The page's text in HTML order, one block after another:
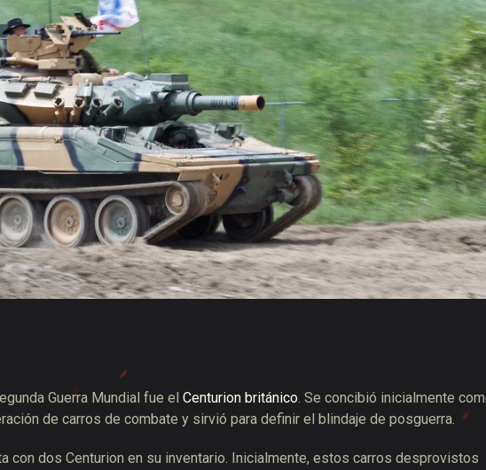
Guerra Mundial fue el Centurion británico. Se concibió inicialmente
de carros de combate y sirvió para definir el blindaje de posguerra.
con dos Centurion en su inventario. Inicialmente, estos carros desprovistos